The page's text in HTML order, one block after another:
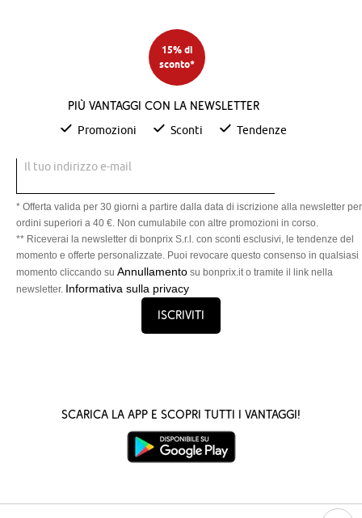
15% di
sconto*
Più vantaggi con la newsletter
Promozioni Sconti Tendenze
Il tuo indirizzo e-mail
* Offerta valida per 30 giorni a partire dalla data di iscrizione alla newsletter per
ordini superiori a 40 €. Non cumulabile con altre promozioni in corso.
** Riceverai la newsletter di bonprix S.r.l. con sconti esclusivi, le tendenze del
momento e offerte personalizzate. Puoi revocare questo consenso in qualsiasi
momento cliccando su Annullamento su bonprix.it o tramite il link nella
newsletter. Informativa sulla privacy
Iscriviti
Scarica la App e scopri tutti i vantaggi!